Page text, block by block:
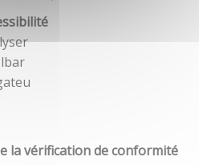
la vérification de conformité